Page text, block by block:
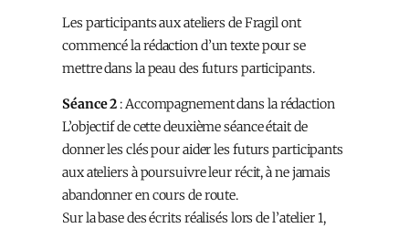
Les participants aux ateliers de Fragil ont
commencé la rédaction d’un texte pour se
mettre dans la peau des futurs participants.
Séance 2​​ : ​Accompagnement dans la rédaction
L’objectif de cette deuxième séance était de
donner les clés pour aider les futurs participants
aux ateliers à poursuivre leur récit, à ne jamais
abandonner en cours de route.
Sur la base des écrits réalisés lors de l’atelier 1,